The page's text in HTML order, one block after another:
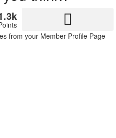
from your Member Profile Page